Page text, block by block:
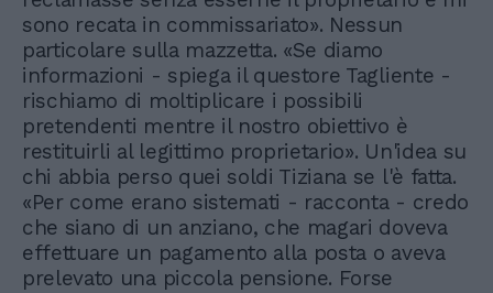
sono recata in commissariato». Nessun
particolare sulla mazzetta. «Se diamo
informazioni - spiega il questore Tagliente -
rischiamo di moltiplicare i possibili
pretendenti mentre il nostro obiettivo è
restituirli al legittimo proprietario». Un'idea su
chi abbia perso quei soldi Tiziana se l'è fatta.
«Per come erano sistemati - racconta - credo
che siano di un anziano, che magari doveva
effettuare un pagamento alla posta o aveva
prelevato una piccola pensione. Forse